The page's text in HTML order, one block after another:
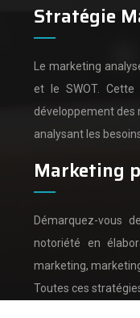
Stratégie
Le marketing
et le SWOT. Cette
développement des
analysant les
Marketing
Démarquez-vous
notoriété en
marketing,
Toutes ces